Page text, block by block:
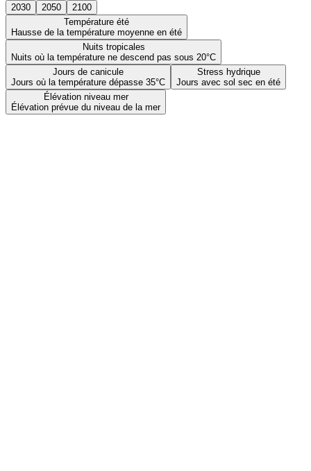
2030 2050
2100
Température été
Hausse de la température moyenne en été
Nuits tropicales
Nuits où la température ne descend pas sous 20°C
Jours de canicule
Jours où la température dépasse 35°C
Stress hydrique
Jours avec sol sec en été
Élévation niveau mer
Élévation prévue du niveau de la mer